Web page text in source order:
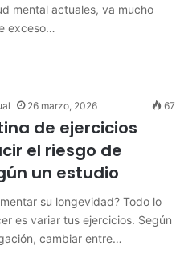
mental actuales, va mucho
exceso…
26 marzo, 2026 67
de ejercicios
el riesgo de
un estudio
su longevidad? Todo lo
es variar tus ejercicios. Según
cambiar entre…